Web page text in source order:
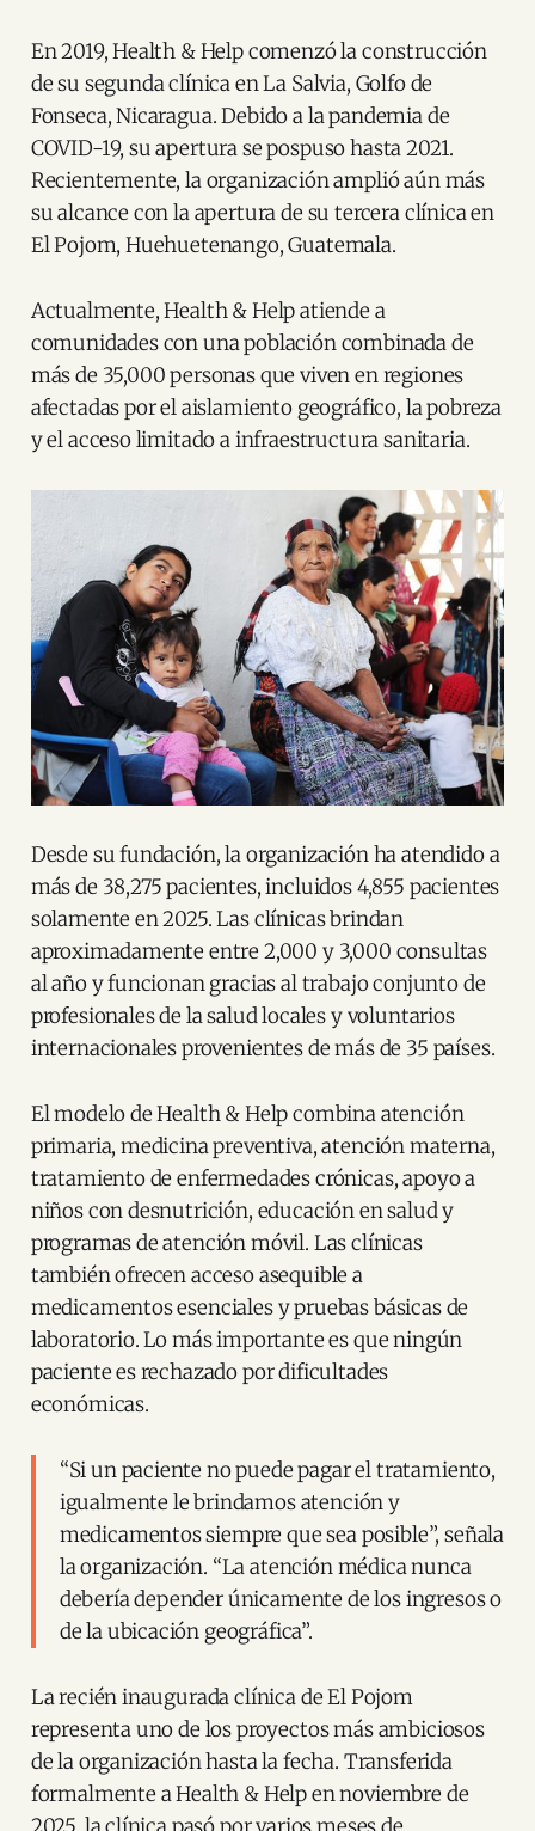
En 2019, Health & Help comenzó la construcción
de su segunda clínica en La Salvia, Golfo de
Fonseca, Nicaragua. Debido a la pandemia de
COVID-19, su apertura se pospuso hasta 2021.
Recientemente, la organización amplió aún más
su alcance con la apertura de su tercera clínica en
El Pojom, Huehuetenango, Guatemala.
Actualmente, Health & Help atiende a
comunidades con una población combinada de
más de 35,000 personas que viven en regiones
afectadas por el aislamiento geográfico, la pobreza
y el acceso limitado a infraestructura sanitaria.
Desde su fundación, la organización ha atendido a
más de 38,275 pacientes, incluidos 4,855 pacientes
solamente en 2025. Las clínicas brindan
aproximadamente entre 2,000 y 3,000 consultas
al año y funcionan gracias al trabajo conjunto de
profesionales de la salud locales y voluntarios
internacionales provenientes de más de 35 países.
El modelo de Health & Help combina atención
primaria, medicina preventiva, atención materna,
tratamiento de enfermedades crónicas, apoyo a
niños con desnutrición, educación en salud y
programas de atención móvil. Las clínicas
también ofrecen acceso asequible a
medicamentos esenciales y pruebas básicas de
laboratorio. Lo más importante es que ningún
paciente es rechazado por dificultades
económicas.
“Si un paciente no puede pagar el tratamiento,
igualmente le brindamos atención y
medicamentos siempre que sea posible”, señala
la organización. “La atención médica nunca
debería depender únicamente de los ingresos o
de la ubicación geográfica”.
La recién inaugurada clínica de El Pojom
representa uno de los proyectos más ambiciosos
de la organización hasta la fecha. Transferida
formalmente a Health & Help en noviembre de